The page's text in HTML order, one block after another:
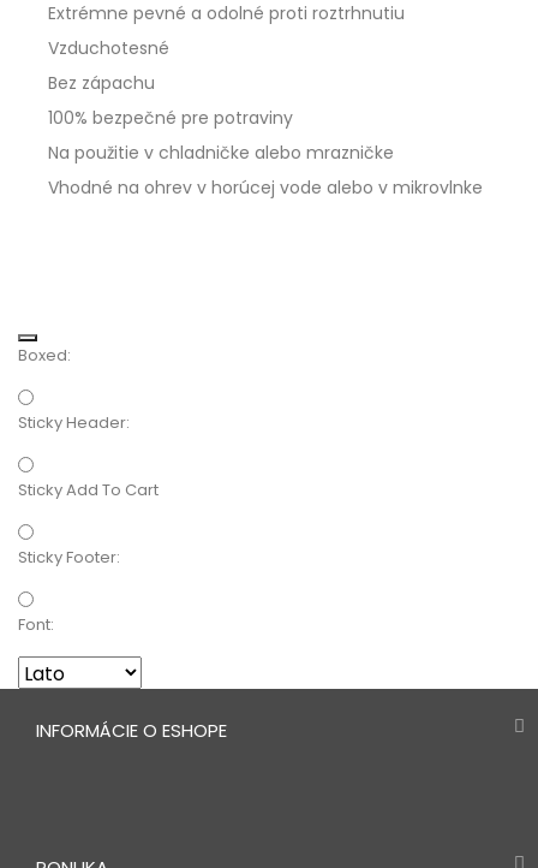
Extrémne pevné a odolné proti roztrhnutiu
Vzduchotesné
Bez zápachu
100% bezpečné pre potraviny
Na použitie v chladničke alebo mrazničke
Vhodné na ohrev v horúcej vode alebo v mikrovlnke
Boxed:
Sticky Header:
Sticky Add To Cart
Sticky Footer:
Font:
INFORMÁCIE O ESHOPE